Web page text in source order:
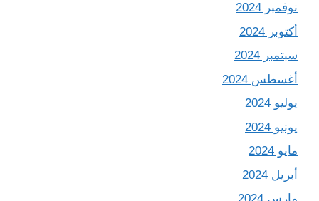
نوفمبر 2024
أكتوبر 2024
سبتمبر 2024
أغسطس 2024
يوليو 2024
يونيو 2024
مايو 2024
أبريل 2024